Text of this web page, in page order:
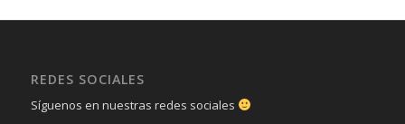
REDES SOCIALES
Síguenos en nuestras redes sociales